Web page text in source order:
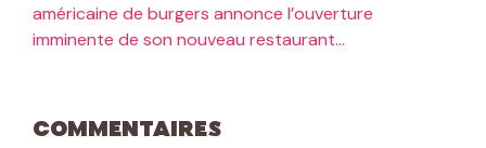
américaine de burgers annonce l’ouverture
imminente de son nouveau restaurant…
Commentaires